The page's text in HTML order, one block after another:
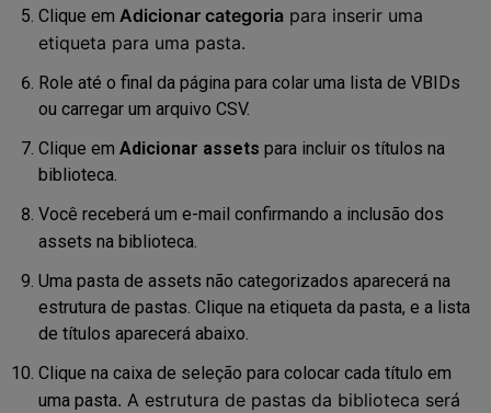
Clique em Adicionar categoria para inserir uma
etiqueta para uma pasta.
Role até o final da página para colar uma lista de VBIDs
ou carregar um arquivo CSV.
Clique em Adicionar assets para incluir os títulos na
biblioteca.
Você receberá um e-mail confirmando a inclusão dos
assets na biblioteca.
Uma pasta de assets não categorizados aparecerá na
estrutura de pastas. Clique na etiqueta da pasta, e a lista
de títulos aparecerá abaixo.
Clique na caixa de seleção para colocar cada título em
uma pasta. A estrutura de pastas da biblioteca será